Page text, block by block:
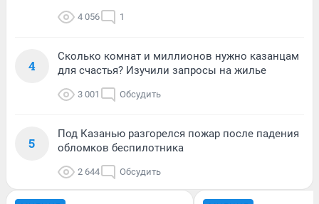
4 056 1
4
Сколько комнат и миллионов нужно казанцам
для счастья? Изучили запросы на жилье
3 001 Обсудить
5
Под Казанью разгорелся пожар после падения
обломков беспилотника
2 644 Обсудить